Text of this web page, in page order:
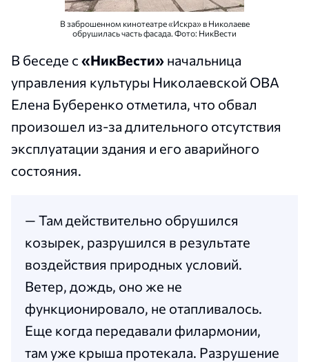
В заброшенном кинотеатре «Искра» в Николаеве
обрушилась часть фасада. Фото: НикВести
В беседе с «НикВести» начальница
управления культуры Николаевской ОВА
Елена Буберенко отметила, что обвал
произошел из-за длительного отсутствия
эксплуатации здания и его аварийного
состояния.
— Там действительно обрушился
козырек, разрушился в результате
воздействия природных условий.
Ветер, дождь, оно же не
функционировало, не отапливалось.
Еще когда передавали филармонии,
там уже крыша протекала. Разрушение